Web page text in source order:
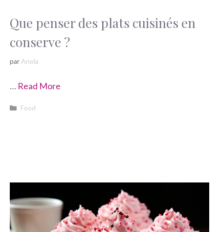
Que penser des plats cuisinés en
conserve ?
par Anola
… Read More
Catégories
Food